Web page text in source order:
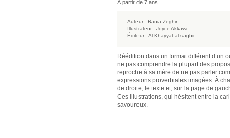
À partir de 7 ans
Auteur : Rania Zeghir
Illustrateur : Joyce Akkawi
Éditeur : Al-Khayyat al-saghir
Réédition dans un format différent d’un
ne pas comprendre la plupart des
reproche à sa mère de ne pas parler
expressions proverbiales imagées. À
de droite, le texte et, sur la page de
Ces illustrations, qui hésitent entre la
savoureux.